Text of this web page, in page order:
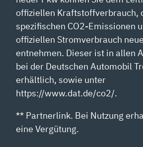
offiziellen Kraftstoffverbrauch,
spezifischen CO2-Emissionen
offiziellen Stromverbrauch
entnehmen. Dieser ist in allen
bei der Deutschen Automobil
erhältlich, sowie unter
https://www.dat.de/co2/.
** Partnerlink. Bei Nutzung
eine Vergütung.